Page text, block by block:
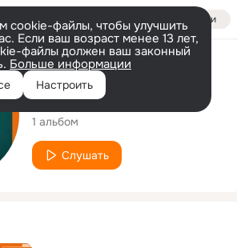
Войти
cookie-файлы, чтобы улучшить
Если ваш возраст менее 13 лет,
файлы должен ваш законный
Больше информации
Настроить
Исполнитель
L'Aura Rilucente
1 альбом
Слушать